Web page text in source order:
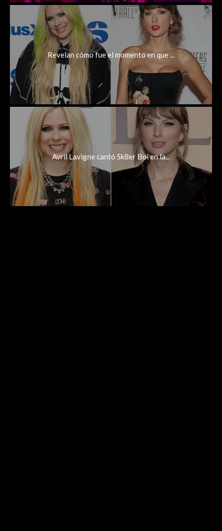
Revelan cómo fue el momento en que ...
Avril Lavigne cantó Sk8er Boi en la...